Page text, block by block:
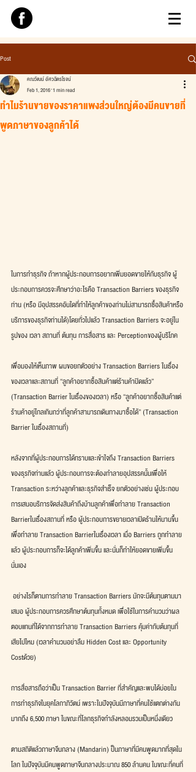
Post
ทำไมร้านขายของราคาแพงส่วนใหญ่ต้องมีคนขายที่
พูดภาษาของลูกค้าได้
คณวัฒน์ อัศวฉัตรโรจน์
Feb 1, 2016 1 min read
ในการทำธุรกิจ ถ้าหากผู้ประกอบการอยากเพิ่มยอดขายให้กับธุรกิจ ผู้
ประกอบการควรจะศึกษาว่าอะไรคือ Transaction Barriers ของธุรกิจ
ท่าน (หรือ มีอุปสรรคอันใดที่ทำให้ลูกค้าของท่านไม่สามารถซื้อสินค้าหรือ
บริการของธุรกิจท่านได้)โดยทั่วไปแล้ว Transaction Barriers จะอยู่ใน
รูปของ เวลา สถานที่ ต้นทุน การสื่อสาร และ Perceptionของผู้บริโภค
เพื่อมองให้เห็นภาพ ผมขอยกตัวอย่าง Transaction Barriers ในเรื่อง
ของเวลาและสถานที่ “ลูกค้าอยากซื้อสินค้าแต่ร้านค้าปิดแล้ว”
(Transaction Barrier ในเรื่องของเวลา) หรือ “ลูกค้าอยากซื้อสินค้าแต่
ร้านค้าอยู่ไกลเกินกว่าที่ลูกค้าสามารถเดินทางมาซื้อได้” (Transaction
Barrier ในเรื่องสถานที่)
หลังจากที่ผู้ประกอบการได้ทราบและเข้าใจถึง Transaction Barriers
ของธุรกิจท่านแล้ว ผู้ประกอบการจะต้องทำลายอุปสรรคนั้นเพื่อให้
Transaction ระหว่างลูกค้าและธุรกิจสำเร็จ ยกตัวอย่างเช่น ผู้ประกอบ
การเสนอบริการจัดส่งสินค้าถึงบ้านลูกค้าเพื่อทำลาย Transaction
Barrierในเรื่องสถานที่ หรือ ผู้ประกอบการขยายเวลาเปิดร้านให้นานขึ้น
เพื่อทำลาย Transaction Barrierในเรื่องเวลา เมื่อ Barriers ถูกทำลาย
แล้ว ผู้ประกอบการก็จะได้ลูกค้าเพิ่มขึ้น และนั่นก็ทำให้ยอดขายเพิ่มขึ้น
นั่นเอง
เสมอ ผู้ประกอบการควรศึกษาต้นทุนทั้งหมด เพื่อใช้ในการคำนวนว่าผล
ตอบแทนที่ได้จากการทำลาย Transaction Barriers คุ้มค่ากับต้นทุนที่
เสียไปไหม (เวลาคำนวนอย่าลืม Hidden Cost และ Opportunity
Costด้วย)
การสื่อสารถือว่าเป็น Transaction Barrier ที่สำคัญและพบได้บ่อยใน
การทำธุรกิจในยุคโลกาภิวัตน์ เพราะในปัจจุบันมีภาษาที่คนใช้แตกต่างกัน
มากถึง 6,500 ภาษา ในขณะที่โลกธุรกิจกำลังหลอมรวมเป็นหนึ่งเดียว
ตามสถิติแล้วภาษาจีนกลาง (Mandarin) ป็นภาษาที่มีคนพูดมากที่สุดใน
โลก ในปัจจุบันมีคนพูดภาษาจีนกลางประมาณ 850 ล้านคน ในขณะที่คนที่